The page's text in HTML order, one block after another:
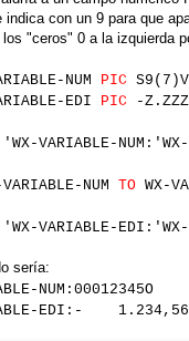
indica con un 9 para que
"ceros" 0 a la izquierda
NUM PIC
EDI PIC -
'WX-VARIABLE-NUM:'WX-
VARIABLE-NUM TO WX-
'WX-VARIABLE-
sería:
NUM:00012345O
EDI:- 1.234,56